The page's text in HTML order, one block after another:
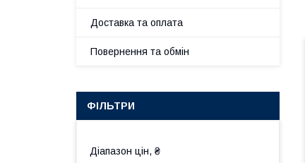
Доставка та оплата
Повернення та обмін
ФІЛЬТРИ
Діапазон цін, ₴